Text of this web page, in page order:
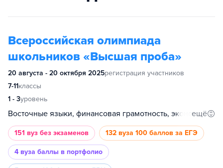
Всероссийская олимпиада
школьников «Высшая проба»
20 августа - 20 октября 2025регистрация участников
7-11классы
1 - 3уровень
Восточные языки, финансовая грамотность, экономика, культурология, биология, математика, информатика, обществознание, русский язык, история, иностранный язык, основы бизнеса, психология, философия, востоковедение и африканистика, инженерные науки, физика, социология, анализ данных, химия, промышленное программирование, международные отношения, история искусств, география, филология, право, журналистика, дизайн
ещё
151 вуз без экзаменов 132 вуза 100 баллов за ЕГЭ
4 вуза баллы в портфолио